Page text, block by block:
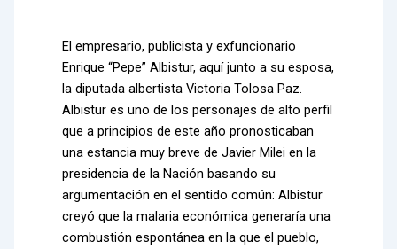
El empresario, publicista y exfuncionario
Enrique “Pepe” Albistur, aquí junto a su esposa,
la diputada albertista Victoria Tolosa Paz.
Albistur es uno de los personajes de alto perfil
que a principios de este año pronosticaban
una estancia muy breve de Javier Milei en la
presidencia de la Nación basando su
argumentación en el sentido común: Albistur
creyó que la malaria económica generaría una
combustión espontánea en la que el pueblo,